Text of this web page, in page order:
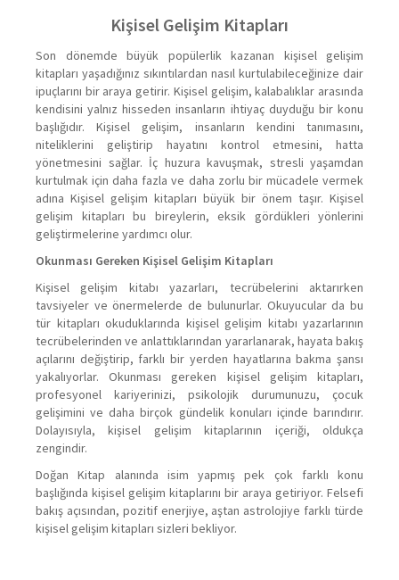
Kişisel Gelişim Kitapları
Son dönemde büyük popülerlik kazanan kişisel gelişim
kitapları yaşadığınız sıkıntılardan nasıl kurtulabileceğinize dair
ipuçlarını bir araya getirir. Kişisel gelişim, kalabalıklar arasında
kendisini yalnız hisseden insanların ihtiyaç duyduğu bir konu
başlığıdır. Kişisel gelişim, insanların kendini tanımasını,
niteliklerini geliştirip hayatını kontrol etmesini, hatta
yönetmesini sağlar. İç huzura kavuşmak, stresli yaşamdan
kurtulmak için daha fazla ve daha zorlu bir mücadele vermek
adına Kişisel gelişim kitapları büyük bir önem taşır. Kişisel
gelişim kitapları bu bireylerin, eksik gördükleri yönlerini
geliştirmelerine yardımcı olur.
Okunması Gereken Kişisel Gelişim Kitapları
Kişisel gelişim kitabı yazarları, tecrübelerini aktarırken
tavsiyeler ve önermelerde de bulunurlar. Okuyucular da bu
tür kitapları okuduklarında kişisel gelişim kitabı yazarlarının
tecrübelerinden ve anlattıklarından yararlanarak, hayata bakış
açılarını değiştirip, farklı bir yerden hayatlarına bakma şansı
yakalıyorlar. Okunması gereken kişisel gelişim kitapları,
profesyonel kariyerinizi, psikolojik durumunuzu, çocuk
gelişimini ve daha birçok gündelik konuları içinde barındırır.
Dolayısıyla, kişisel gelişim kitaplarının içeriği, oldukça
zengindir.
Doğan Kitap alanında isim yapmış pek çok farklı konu
başlığında kişisel gelişim kitaplarını bir araya getiriyor. Felsefi
bakış açısından, pozitif enerjiye, aştan astrolojiye farklı türde
kişisel gelişim kitapları sizleri bekliyor.